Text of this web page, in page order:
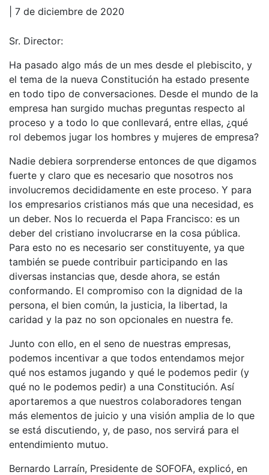
| 7 de diciembre de 2020
Sr. Director:
Ha pasado algo más de un mes desde el plebiscito, y
el tema de la nueva Constitución ha estado presente
en todo tipo de conversaciones. Desde el mundo de la
empresa han surgido muchas preguntas respecto al
proceso y a todo lo que conllevará, entre ellas, ¿qué
rol debemos jugar los hombres y mujeres de empresa?
Nadie debiera sorprenderse entonces de que digamos
fuerte y claro que es necesario que nosotros nos
involucremos decididamente en este proceso. Y para
los empresarios cristianos más que una necesidad, es
un deber. Nos lo recuerda el Papa Francisco: es un
deber del cristiano involucrarse en la cosa pública.
Para esto no es necesario ser constituyente, ya que
también se puede contribuir participando en las
diversas instancias que, desde ahora, se están
conformando. El compromiso con la dignidad de la
persona, el bien común, la justicia, la libertad, la
caridad y la paz no son opcionales en nuestra fe.
Junto con ello, en el seno de nuestras empresas,
podemos incentivar a que todos entendamos mejor
qué nos estamos jugando y qué le podemos pedir (y
qué no le podemos pedir) a una Constitución. Así
aportaremos a que nuestros colaboradores tengan
más elementos de juicio y una visión amplia de lo que
se está discutiendo, y, de paso, nos servirá para el
entendimiento mutuo.
Bernardo Larraín, Presidente de SOFOFA, explicó, en